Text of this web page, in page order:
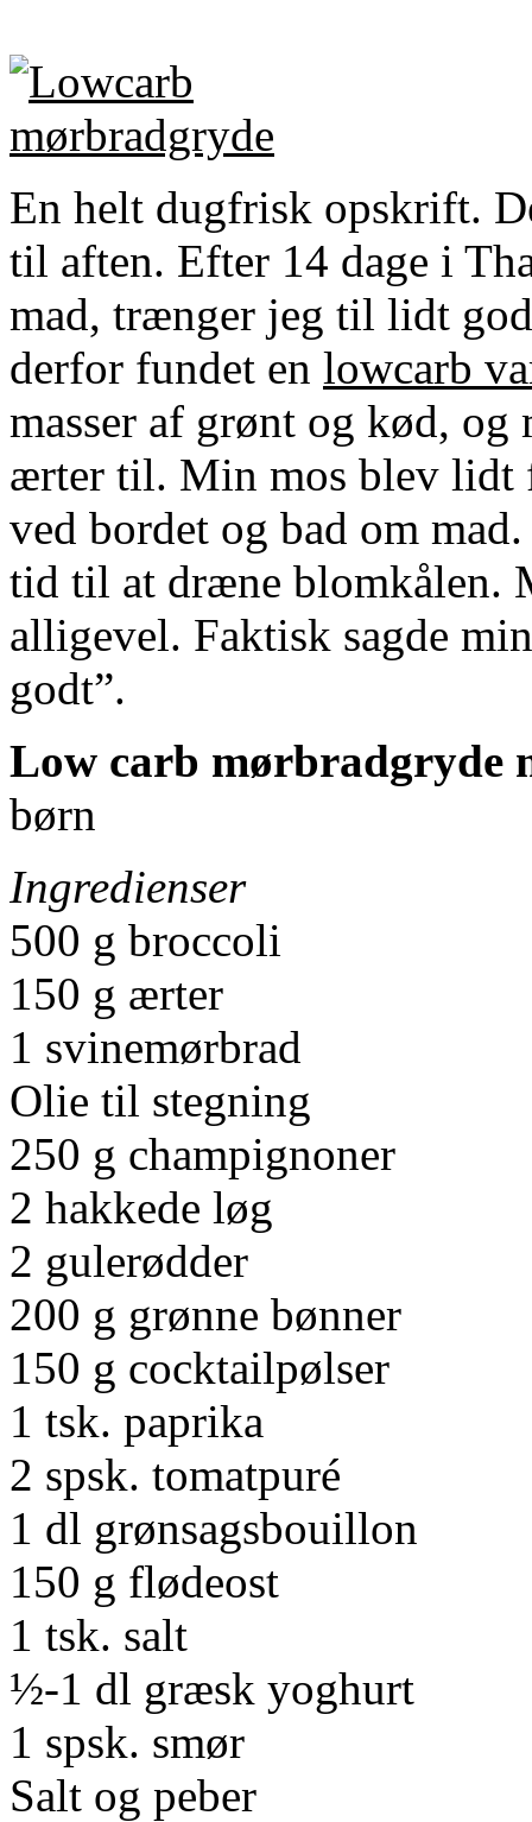
En helt dugfrisk opskrift.
til aften. Efter 14 dage i
mad, trænger jeg til lidt god
derfor fundet en lowcarb
masser af grønt og kød,
ærter til. Min mos blev lidt
ved bordet og bad om
tid til at dræne blomkålen.
alligevel. Faktisk sagde
godt”.
Low carb mørbradgryde
børn
Ingredienser
500 g broccoli
150 g ærter
1 svinemørbrad
Olie til stegning
250 g champignoner
2 hakkede løg
2 gulerødder
200 g grønne bønner
150 g cocktailpølser
1 tsk. paprika
2 spsk. tomatpuré
1 dl grønsagsbouillon
150 g flødeost
1 tsk. salt
½-1 dl græsk yoghurt
1 spsk. smør
Salt og peber